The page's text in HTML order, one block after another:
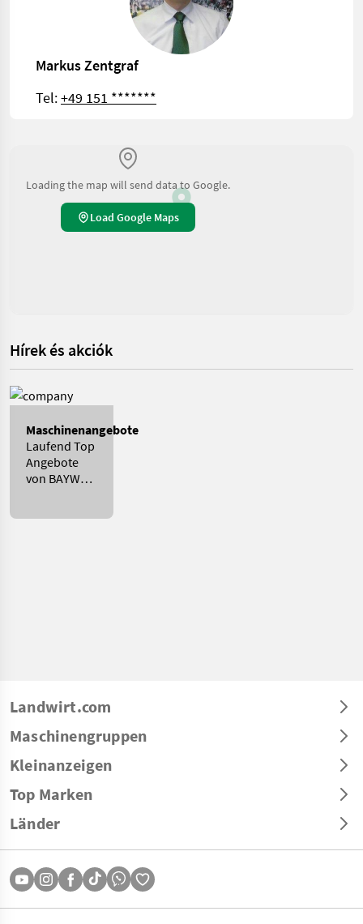
Markus Zentgraf
Tel:+49 151 *******
Loading the map will send data to Google.
Load Google Maps
Hírek és akciók
Maschinenangebote
Laufend Top
Angebote
von BAYWA
Landwirt.com
Maschinengruppen
Kleinanzeigen
Top Marken
Länder